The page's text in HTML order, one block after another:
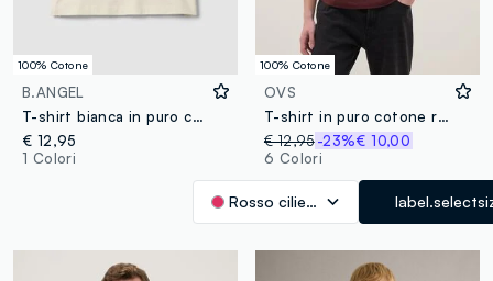
100% Cotone
B.ANGEL
T-shirt bianca in puro cotone con stampa frontale Six Seven boxy fit
€ 12,95
1 Colori
100% Cotone
OVS
T-shirt in puro cotone rosso regular fit
€ 12,95 -23%€ 10,00
6 Colori
Rosso ciliegia